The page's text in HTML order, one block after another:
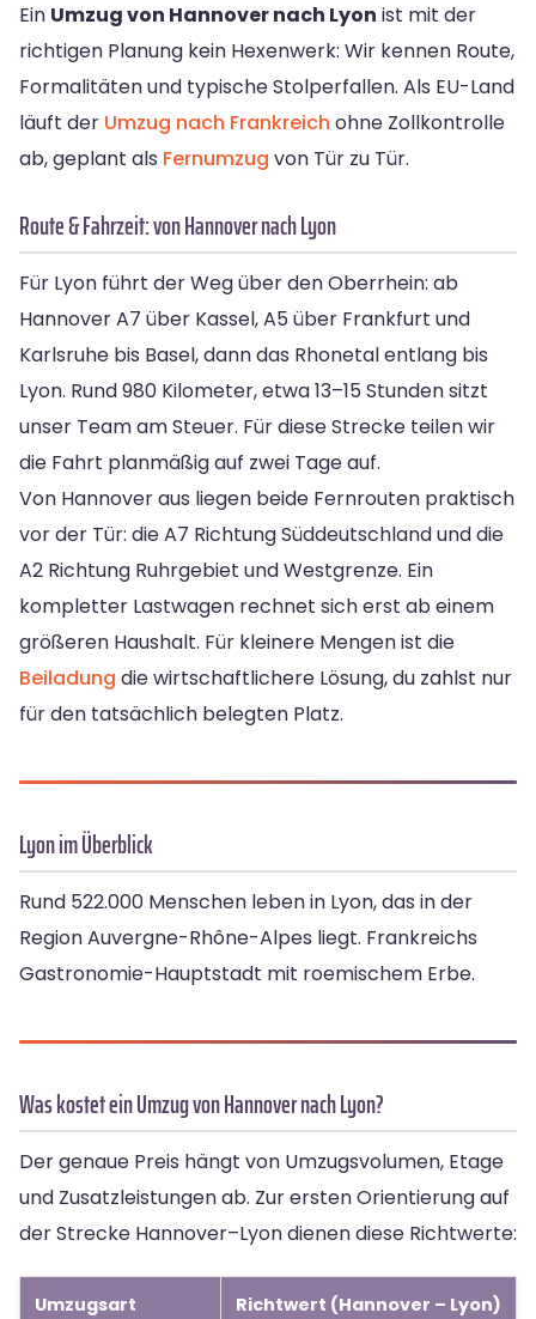
Ein Umzug von Hannover nach Lyon ist mit der
richtigen Planung kein Hexenwerk: Wir kennen Route,
Formalitäten und typische Stolperfallen. Als EU-Land
läuft der Umzug nach Frankreich ohne Zollkontrolle
ab, geplant als Fernumzug von Tür zu Tür.
Route & Fahrzeit: von Hannover nach Lyon
Für Lyon führt der Weg über den Oberrhein: ab
Hannover A7 über Kassel, A5 über Frankfurt und
Karlsruhe bis Basel, dann das Rhonetal entlang bis
Lyon. Rund 980 Kilometer, etwa 13–15 Stunden sitzt
unser Team am Steuer. Für diese Strecke teilen wir
die Fahrt planmäßig auf zwei Tage auf.
Von Hannover aus liegen beide Fernrouten praktisch
vor der Tür: die A7 Richtung Süddeutschland und die
A2 Richtung Ruhrgebiet und Westgrenze. Ein
kompletter Lastwagen rechnet sich erst ab einem
größeren Haushalt. Für kleinere Mengen ist die
Beiladung die wirtschaftlichere Lösung, du zahlst nur
für den tatsächlich belegten Platz.
Lyon im Überblick
Rund 522.000 Menschen leben in Lyon, das in der
Region Auvergne-Rhône-Alpes liegt. Frankreichs
Gastronomie-Hauptstadt mit roemischem Erbe.
Was kostet ein Umzug von Hannover nach Lyon?
Der genaue Preis hängt von Umzugsvolumen, Etage
und Zusatzleistungen ab. Zur ersten Orientierung auf
der Strecke Hannover–Lyon dienen diese Richtwerte:
Umzugsart Richtwert (Hannover – Lyon)